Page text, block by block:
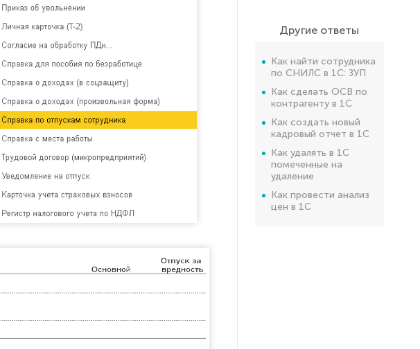
Другие ответы
Как найти сотрудника
по СНИЛС в 1С: ЗУП
Как сделать ОСВ по
контрагенту в 1С
Как создать новый
кадровый отчет в 1С
Как удалять в 1С
помеченные на
удаление
Как провести анализ
цен в 1С